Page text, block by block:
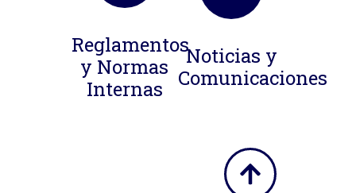
Reglamentos
y Normas
Internas
Noticias y
Comunicaciones